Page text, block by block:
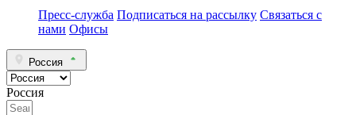
Пресс-служба Подписаться на рассылку Связаться с
нами Офисы
Россия
Россия